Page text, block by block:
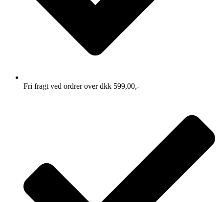
Fri fragt ved ordrer over dkk 599,00,-